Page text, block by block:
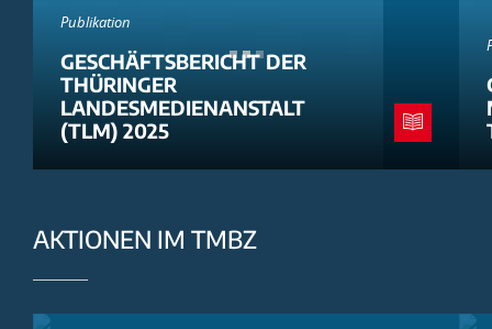
Publikation
GESCHÄFTSBERICHT DER
THÜRINGER
LANDESMEDIENANSTALT
(TLM) 2025
AKTIONEN IM TMBZ